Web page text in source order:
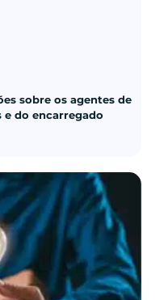
sobre os agentes de
e do encarregado